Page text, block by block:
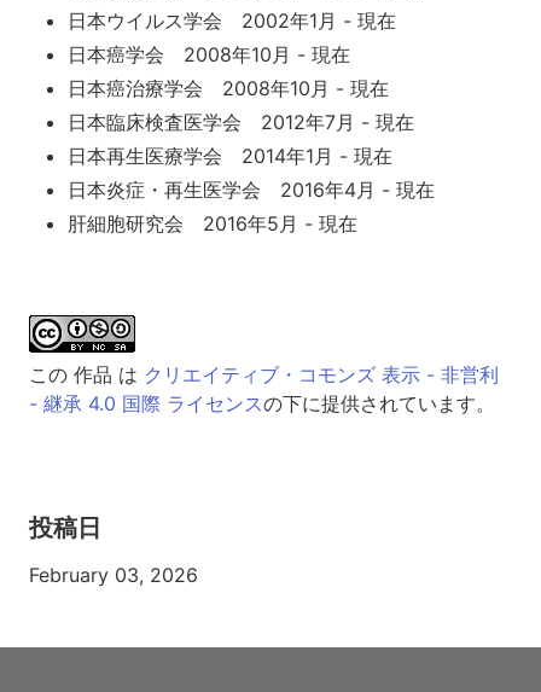
日本ウイルス学会 2002年1月 - 現在
日本癌学会 2008年10月 - 現在
日本癌治療学会 2008年10月 - 現在
日本臨床検査医学会 2012年7月 - 現在
日本再生医療学会 2014年1月 - 現在
日本炎症・再生医学会 2016年4月 - 現在
肝細胞研究会 2016年5月 - 現在
この 作品 は クリエイティブ・コモンズ 表示 - 非営利
- 継承 4.0 国際 ライセンスの下に提供されています。
投稿日
February 03, 2026